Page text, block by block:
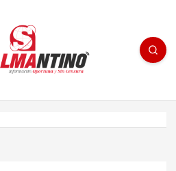
- medios/noticias/editorial